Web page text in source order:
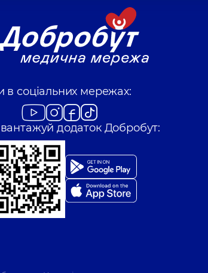
в соціальних мережах:
додаток Добробут: